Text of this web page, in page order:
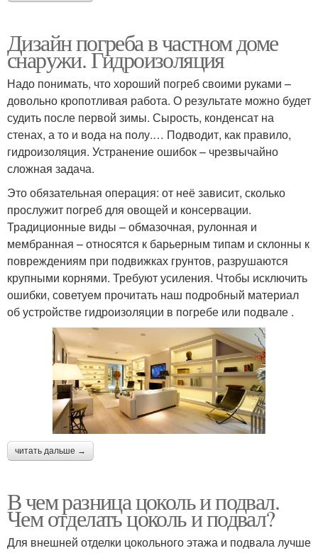
Дизайн погреба в частном доме
снаружи. Гидроизоляция
Надо понимать, что хороший погреб своими руками –
довольно кропотливая работа. О результате можно будет
судить после первой зимы. Сырость, конденсат на
стенах, а то и вода на полу.… Подводит, как правило,
гидроизоляция. Устранение ошибок – чрезвычайно
сложная задача.
Это обязательная операция: от неё зависит, сколько
прослужит погреб для овощей и консервации.
Традиционные виды – обмазочная, рулонная и
мембранная – относятся к барьерным типам и склонны к
повреждениям при подвижках грунтов, разрушаются
крупными корнями. Требуют усиления. Чтобы исключить
ошибки, советуем прочитать наш подробный материал
об устройстве гидроизоляции в погребе или подвале .
читать дальше →
В чем разница цоколь и подвал.
Чем отделать цоколь и подвал?
Для внешней отделки цокольного этажа и подвала лучше